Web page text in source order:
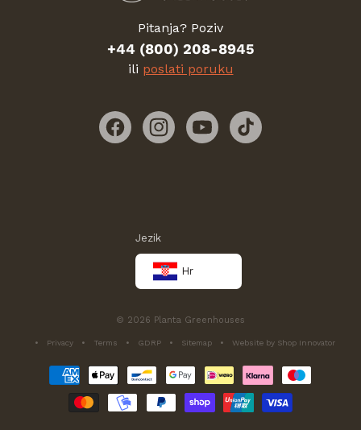
Pitanja? Poziv
+44 (800) 208-8945
ili poslati poruku
FacebookInstagramYouTubeTikTok
Jezik
Hr
Načini
plaćanja
© 2026 Planta Greenhouses
Privacy Terms GDRP Sitemap Website by Shop Innovator